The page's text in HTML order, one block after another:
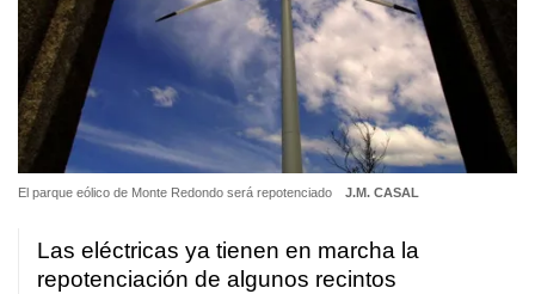
El parque eólico de Monte Redondo será repotenciado J.M. CASAL
Las eléctricas ya tienen en marcha la
repotenciación de algunos recintos